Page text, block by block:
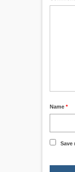
Name *
Save